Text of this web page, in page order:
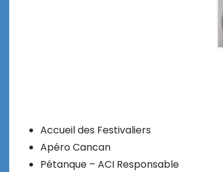
Accueil des Festivaliers
Apéro Cancan
Pétanque – ACI Responsable